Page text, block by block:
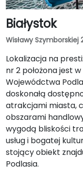
Białystok
Wisławy Szymborskiej
Lokalizacja na
nr 2 położona jest
Wojewódctwa
doskonałą
atrakcjami miasta,
obszarami
wygodą bliskości
usług i bogatej
stojący obiekt
Podlasia.